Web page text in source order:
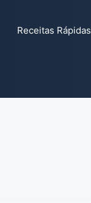
Receitas Rápidas